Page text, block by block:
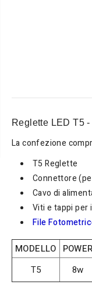
Reglette LED T5 -
La confezione
T5 Reglette
Connettore
Cavo di
Viti e tappi per
File
MODELLO POWER
T5
8w